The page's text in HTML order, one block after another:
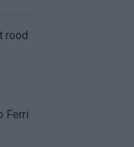
rood
Ferri